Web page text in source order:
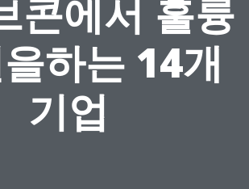
콘에서 훌륭
하는 14개
기업